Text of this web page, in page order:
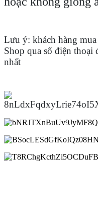
Lưu ý: khách hàng
Shop qua số điện thoại
nhất